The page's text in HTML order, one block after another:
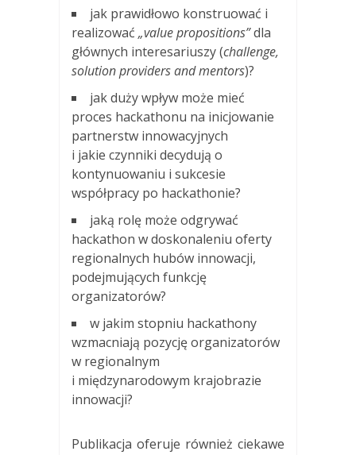
jak prawidłowo konstruować i
realizować „value propositions”dla
głównych interesariuszy (challenge,
solution providers and mentors)?
jak duży wpływ może mieć
proces hackathonu na inicjowanie
partnerstw innowacyjnych
i jakie czynniki decydują o
kontynuowaniu i sukcesie
współpracy po hackathonie?
jaką rolę może odgrywać
hackathon w doskonaleniu oferty
regionalnych hubów innowacji,
podejmujących funkcję
organizatorów?
w jakim stopniu hackathony
wzmacniają pozycję organizatorów
w regionalnym
i międzynarodowym krajobrazie
innowacji?
Publikacja oferuje również ciekawe